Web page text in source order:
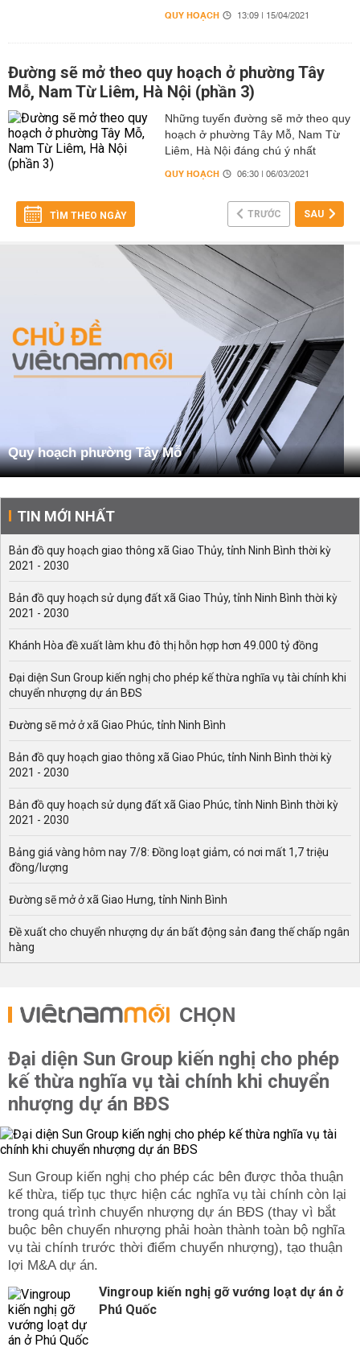
QUY HOẠCH 13:09 | 15/04/2021
Đường sẽ mở theo quy hoạch ở phường Tây
Mỗ, Nam Từ Liêm, Hà Nội (phần 3)
Những tuyến đường sẽ mở theo quy
hoạch ở phường Tây Mỗ, Nam Từ
Liêm, Hà Nội đáng chú ý nhất
QUY HOẠCH 06:30 | 06/03/2021
TÌM THEO NGÀY TRƯỚC SAU
Quy hoạch phường Tây Mỗ
TIN MỚI NHẤT
Bản đồ quy hoạch giao thông xã Giao Thủy, tỉnh Ninh Bình thời kỳ
2021 - 2030
Bản đồ quy hoạch sử dụng đất xã Giao Thủy, tỉnh Ninh Bình thời kỳ
2021 - 2030
Khánh Hòa đề xuất làm khu đô thị hỗn hợp hơn 49.000 tỷ đồng
Đại diện Sun Group kiến nghị cho phép kế thừa nghĩa vụ tài chính khi
chuyển nhượng dự án BĐS
Đường sẽ mở ở xã Giao Phúc, tỉnh Ninh Bình
Bản đồ quy hoạch giao thông xã Giao Phúc, tỉnh Ninh Bình thời kỳ
2021 - 2030
Bản đồ quy hoạch sử dụng đất xã Giao Phúc, tỉnh Ninh Bình thời kỳ
2021 - 2030
Bảng giá vàng hôm nay 7/8: Đồng loạt giảm, có nơi mất 1,7 triệu
đồng/lượng
Đường sẽ mở ở xã Giao Hưng, tỉnh Ninh Bình
Đề xuất cho chuyển nhượng dự án bất động sản đang thế chấp ngân
hàng
CHỌN
Đại diện Sun Group kiến nghị cho phép
kế thừa nghĩa vụ tài chính khi chuyển
nhượng dự án BĐS
Sun Group kiến nghị cho phép các bên được thỏa thuận
kế thừa, tiếp tục thực hiện các nghĩa vụ tài chính còn lại
trong quá trình chuyển nhượng dự án BĐS (thay vì bắt
buộc bên chuyển nhượng phải hoàn thành toàn bộ nghĩa
vụ tài chính trước thời điểm chuyển nhượng), tạo thuận
lợi M&A dự án.
Vingroup kiến nghị gỡ vướng loạt dự án ở
Phú Quốc